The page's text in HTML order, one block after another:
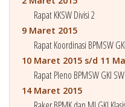
Rapat KKSW Divisi 2
9 Maret 2015
Rapat Koordinasi BPMSW
10 Maret 2015 s/d 11
Rapat Pleno BPMSW GKI
14 Maret 2015